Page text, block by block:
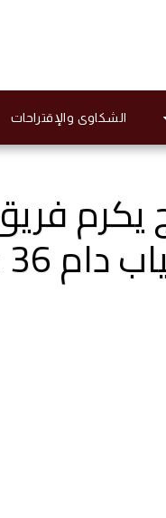
الشكاوى والإقتراحات
يكرم
عامًا